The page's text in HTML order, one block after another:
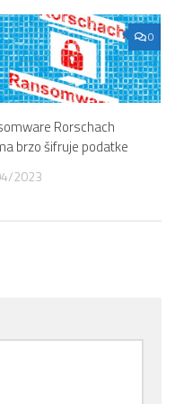
0
Rorschach
brzo šifruje podatke
2023